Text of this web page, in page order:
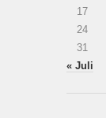
17
24
31
« Juli